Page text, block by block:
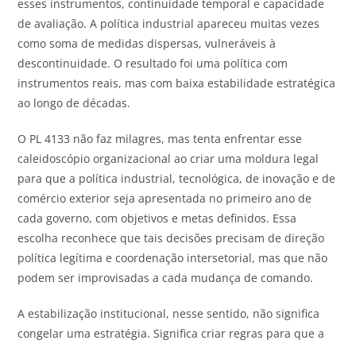
esses instrumentos, continuidade temporal e capacidade
de avaliação. A política industrial apareceu muitas vezes
como soma de medidas dispersas, vulneráveis à
descontinuidade. O resultado foi uma política com
instrumentos reais, mas com baixa estabilidade estratégica
ao longo de décadas.
O PL 4133 não faz milagres, mas tenta enfrentar esse
caleidoscópio organizacional ao criar uma moldura legal
para que a política industrial, tecnológica, de inovação e de
comércio exterior seja apresentada no primeiro ano de
cada governo, com objetivos e metas definidos. Essa
escolha reconhece que tais decisões precisam de direção
política legítima e coordenação intersetorial, mas que não
podem ser improvisadas a cada mudança de comando.
A estabilização institucional, nesse sentido, não significa
congelar uma estratégia. Significa criar regras para que a